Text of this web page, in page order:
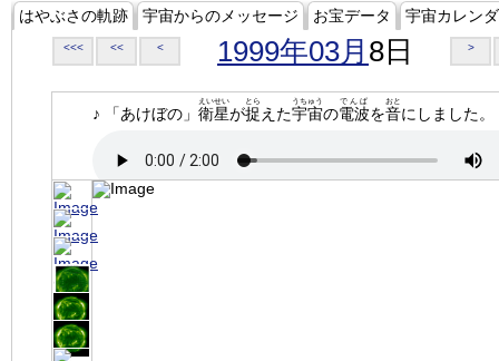
はやぶさの軌跡 宇宙からのメッセージ お宝データ 宇宙カレン
<<< << < 1999年03月 8日 >
♪ 「あけぼの」 衛星
えいせい
が捉
とら
えた宇宙
うちゅう
の電波
でんぱ
を音
おと
にしました。